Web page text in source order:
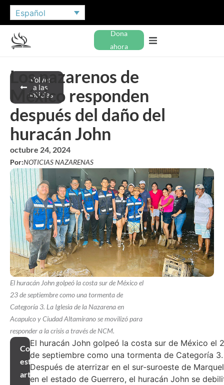
Español
Dona
ahora
Volver
a las
noticias
Los nazarenos de
México responden
después del daño del
huracán John
octubre 24, 2024
Por:NOTICIAS NAZARENAS
El huracán John golpeó la costa sur de México el
23 de septiembre como una tormenta de
Categoría 3. La Iglesia de la Nazarena en
Acapulco y Ciudad Altamirano se movilizó para
responder a la crisis a través de NCM.
Compartir
este
artículo
El huracán John golpeó la costa sur de México el
de septiembre como una tormenta de Categoría 3.
Después de aterrizar en el sur-suroeste de
en el estado de Guerrero, el huracán John se